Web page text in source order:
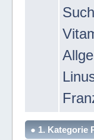
● 1. Kategorie